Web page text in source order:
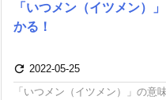
「いつメン（イツメン）
かる！
 2022-05-25
「いつメン（イツメン）」の意